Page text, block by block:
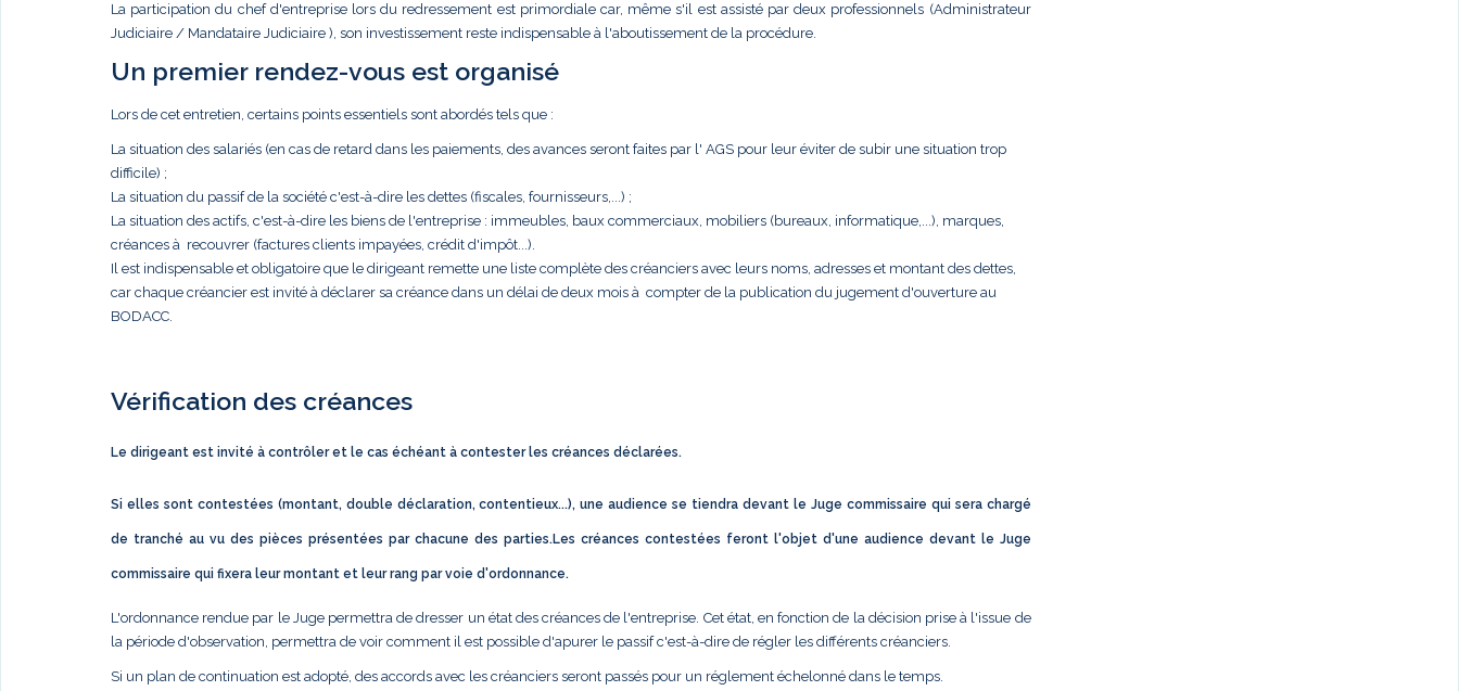
La participation du chef d'entreprise lors du redressement est primordiale car, même s'il est assisté par deux professionnels (Administrateur
Judiciaire / Mandataire Judiciaire ), son investissement reste indispensable à l'aboutissement de la procédure.
Un premier rendez-vous est organisé
Lors de cet entretien, certains points essentiels sont abordés tels que :
La situation des salariés (en cas de retard dans les paiements, des avances seront faites par l' AGS pour leur éviter de subir une situation trop
difficile) ;
La situation du passif de la société c'est-à-dire les dettes (fiscales, fournisseurs,...) ;
La situation des actifs, c'est-à-dire les biens de l'entreprise : immeubles, baux commerciaux, mobiliers (bureaux, informatique,...), marques,
créances à recouvrer (factures clients impayées, crédit d'impôt...).
Il est indispensable et obligatoire que le dirigeant remette une liste complète des créanciers avec leurs noms, adresses et montant des dettes,
car chaque créancier est invité à déclarer sa créance dans un délai de deux mois à compter de la publication du jugement d'ouverture au
BODACC.
Vérification des créances
Le dirigeant est invité à contrôler et le cas échéant à contester les créances déclarées.
Si elles sont contestées (montant, double déclaration, contentieux...), une audience se tiendra devant le Juge commissaire qui sera chargé
de tranché au vu des pièces présentées par chacune des parties.Les créances contestées feront l'objet d'une audience devant le Juge
commissaire qui fixera leur montant et leur rang par voie d'ordonnance.
L'ordonnance rendue par le Juge permettra de dresser un état des créances de l'entreprise. Cet état, en fonction de la décision prise à l'issue de
la période d'observation, permettra de voir comment il est possible d'apurer le passif c'est-à-dire de régler les différents créanciers.
Si un plan de continuation est adopté, des accords avec les créanciers seront passés pour un réglement échelonné dans le temps.